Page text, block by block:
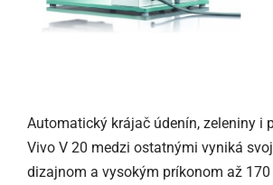
Automatický krájač údenín, zeleniny i
Vivo V 20 medzi ostatnými vyniká
dizajnom a vysokým príkonom až 170